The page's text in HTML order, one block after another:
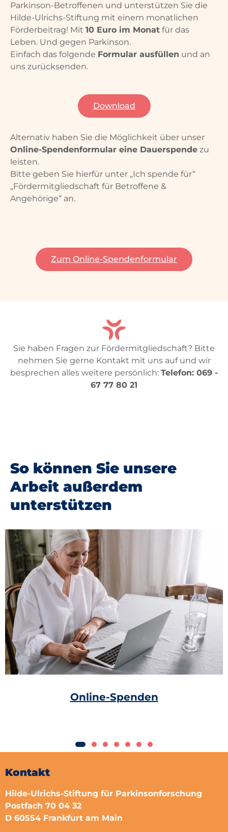
Parkinson-Betroffenen und unterstützen Sie die
Hilde-Ulrichs-Stiftung mit einem monatlichen
Förderbeitrag! Mit 10 Euro im Monat für das
Leben. Und gegen Parkinson.
Einfach das folgende Formular ausfüllen und an
uns zurücksenden.
Download
Alternativ haben Sie die Möglichkeit über unser
Online-Spendenformular eine Dauerspende zu
leisten.
Bitte geben Sie hierfür unter „Ich spende für“
„Fördermitgliedschaft für Betroffene &
Angehörige“ an.
Zum Online-Spendenformular
Sie haben Fragen zur Fördermitgliedschaft? Bitte
nehmen Sie gerne Kontakt mit uns auf und wir
besprechen alles weitere persönlich: Telefon: 069 -
67 77 80 21
So können Sie unsere
Arbeit außerdem
unterstützen
Online-Spenden
Kontakt
Hilde-Ulrichs-Stiftung für Parkinsonforschung
Postfach 70 04 32
D 60554 Frankfurt am Main